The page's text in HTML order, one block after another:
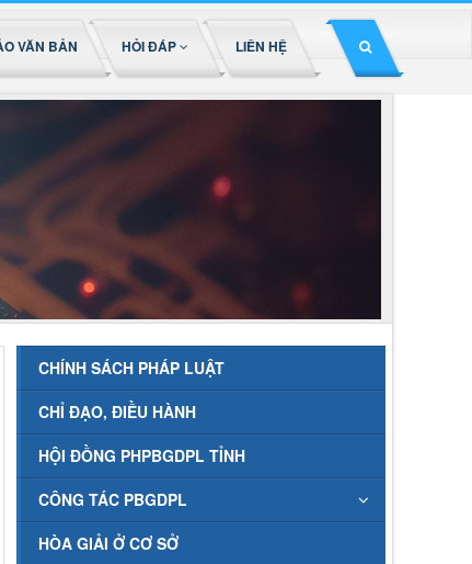
VĂN BẢN HỎI ĐÁP LIÊN HỆ
CHÍNH SÁCH PHÁP LUẬT
CHỈ ĐẠO, ĐIỀU HÀNH
HỘI ĐỒNG PHPBGDPL TỈNH
CÔNG TÁC PBGDPL
HÒA GIẢI Ở CƠ SỞ